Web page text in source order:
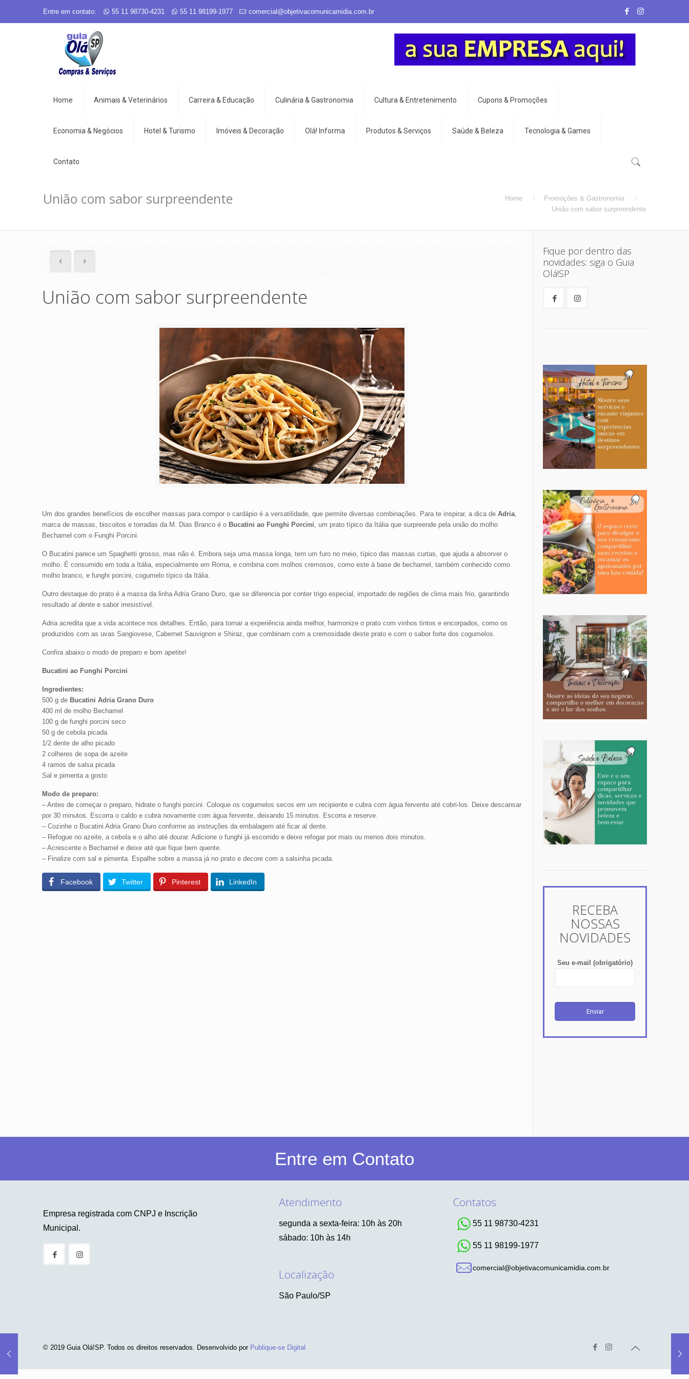
Entre em contato: 55 11 98730-4231 55 11 98199-1977 comercial@objetivacomunicamidia.com.br
Home Animais & Veterinários Carreira & Educação Culinária & Gastronomia Cultura & Entretenimento Cupons & Promoções
Economia & Negócios Hotel & Turismo Imóveis & Decoração Olá! Informa Produtos & Serviços Saúde & Beleza Tecnologia & Games
Contato
União com sabor surpreendente Home
Promoções & Gastronomia
União com sabor surpreendente
União com sabor surpreendente
Um dos grandes benefícios de escolher massas para compor o cardápio é a versatilidade, que permite diversas combinações. Para te inspirar, a dica de Adria,
marca de massas, biscoitos e torradas da M. Dias Branco é o Bucatini ao Funghi Porcini, um prato típico da Itália que surpreende pela união do molho
Bechamel com o Funghi Porcini.
O Bucatini parece um Spaghetti grosso, mas não é. Embora seja uma massa longa, tem um furo no meio, típico das massas curtas, que ajuda a absorver o
molho. É consumido em toda a Itália, especialmente em Roma, e combina com molhos cremosos, como este à base de bechamel, também conhecido como
molho branco, e funghi porcini, cogumelo típico da Itália.
Outro destaque do prato é a massa da linha Adria Grano Duro, que se diferencia por conter trigo especial, importado de regiões de clima mais frio, garantindo
resultado al dentee sabor irresistível.
Adria acredita que a vida acontece nos detalhes. Então, para tornar a experiência ainda melhor, harmonize o prato com vinhos tintos e encorpados, como os
produzidos com as uvas Sangiovese, Cabernet Sauvignon e Shiraz, que combinam com a cremosidade deste prato e com o sabor forte dos cogumelos.
Confira abaixo o modo de preparo e bom apetite!
Bucatini ao Funghi Porcini
Ingredientes:
500 g de Bucatini Adria Grano Duro
400 ml de molho Bechamel
100 g de funghi porcini seco
50 g de cebola picada
1/2 dente de alho picado
2 colheres de sopa de azeite
4 ramos de salsa picada
Sal e pimenta a gosto
Modo de preparo:
– Antes de começar o preparo, hidrate o funghi porcini. Coloque os cogumelos secos em um recipiente e cubra com água fervente até cobri-los. Deixe descansar
por 30 minutos. Escorra o caldo e cubra novamente com água fervente, deixando 15 minutos. Escorra e reserve.
– Cozinhe o Bucatini Adria Grano Duro conforme as instruções da embalagem até ficar al dente.
– Refogue no azeite, a cebola e o alho até dourar. Adicione o funghi já escorrido e deixe refogar por mais ou menos dois minutos.
– Acrescente o Bechamel e deixe até que fique bem quente.
– Finalize com sal e pimenta. Espalhe sobre a massa já no prato e decore com a salsinha picada.
Facebook Twitter Pinterest LinkedIn
Fique por dentro das
novidades: siga o Guia
Olá!SP
RECEBA
NOSSAS
NOVIDADES
Seu e-mail (obrigatório)
Entre em Contato
Empresa registrada com CNPJ e Inscrição
Municipal.
Atendimento
segunda a sexta-feira: 10h às 20h
sábado: 10h às 14h
Localização
São Paulo/SP
Contatos
55 11 98730-4231
55 11 98199-1977
comercial@objetivacomunicamidia.com.br
© 2019 Guia Olá!SP. Todos os direitos reservados. Desenvolvido por Publique-se Digital